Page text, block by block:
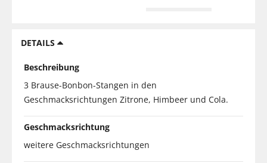
DETAILS
Beschreibung
3 Brause-Bonbon-Stangen in den
Geschmacksrichtungen Zitrone, Himbeer und Cola.
Geschmacksrichtung
weitere Geschmacksrichtungen